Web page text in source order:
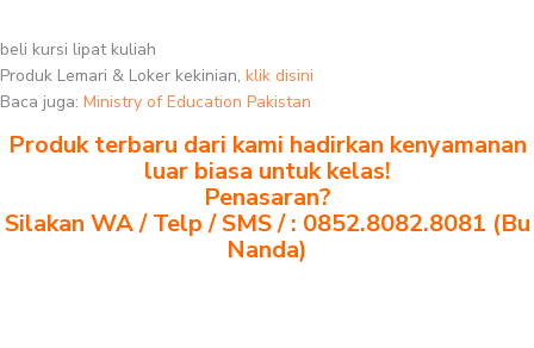
beli kursi lipat kuliah
Produk Lemari & Loker kekinian, klik disini
Baca juga: Ministry of Education Pakistan
Produk terbaru dari kami hadirkan kenyamanan
luar biasa untuk kelas!
Penasaran?
Silakan WA / Telp / SMS / : 0852.8082.8081 (Bu
Nanda)